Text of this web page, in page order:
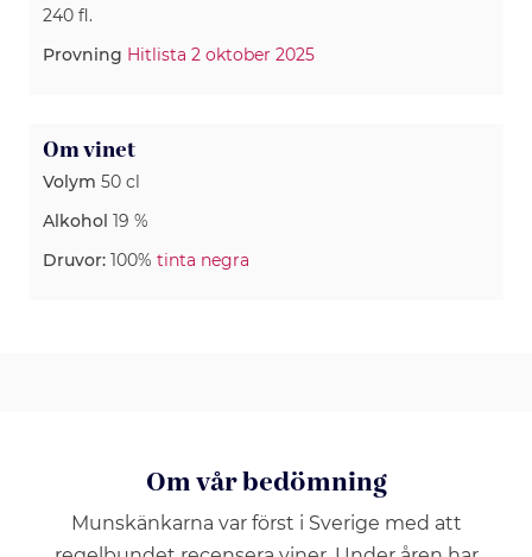
240 fl.
Provning Hitlista 2 oktober 2025
Om vinet
Volym 50 cl
Alkohol 19 %
Druvor: 100% tinta negra
Om vår bedömning
Munskänkarna var först i Sverige med att